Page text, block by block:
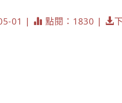
01 | 點閱：1830 |